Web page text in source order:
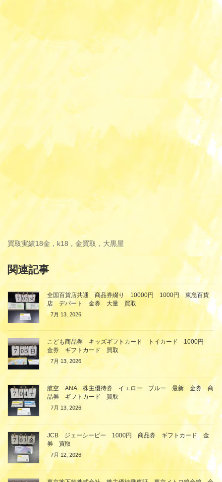
買取実績18金，k18，金買取，大黒屋
関連記事
全国百貨店共通 商品券綴り 10000円 1000円 東急百貨
店 デパート 金券 大量 買取
7月 13, 2026
こども商品券 キッズギフトカード トイカード 1000円
金券 ギフトカード 買取
7月 13, 2026
航空 ANA 株主優待券 イエロー ブルー 最新 金券 商
品券 ギフトカード 買取
7月 13, 2026
JCB ジェーシービー 1000円 商品券 ギフトカード 金
券 買取
7月 12, 2026